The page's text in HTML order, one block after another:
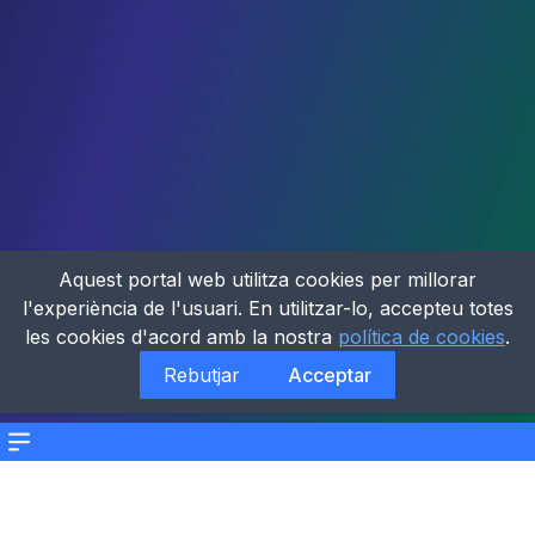
Menu
Aquest portal web utilitza cookies per millorar
l'experiència de l'usuari. En utilitzar-lo, accepteu totes
les cookies d'acord amb la nostra política de cookies.
Rebutjar
Acceptar